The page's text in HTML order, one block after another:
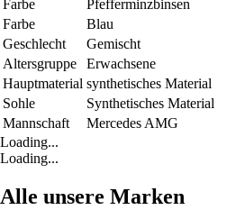
Farbe
Pfefferminzbinsen
Farbe
Blau
Geschlecht
Gemischt
Altersgruppe
Erwachsene
Hauptmaterial synthetisches Material
Sohle
Synthetisches Material
Mannschaft
Mercedes AMG
Loading...
Loading...
Alle unsere Marken